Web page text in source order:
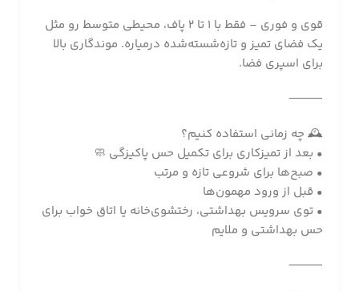
قوی و فوری – فقط با ۱ تا ۲ پاف، محیطی متوسط رو مثل
یک فضای تمیز و تازه‌شسته‌شده درمیاره. موندگاری بالا
برای اسپری فضا.
⸻
🕰️ چه زمانی استفاده کنیم؟
• بعد از تمیزکاری برای تکمیل حس پاکیزگی 🧼
• صبح‌ها برای شروعی تازه و مرتب
• قبل از ورود مهمون‌ها
• توی سرویس بهداشتی، رختشوی‌خانه یا اتاق خواب برای
حس بهداشتی و ملایم
⸻